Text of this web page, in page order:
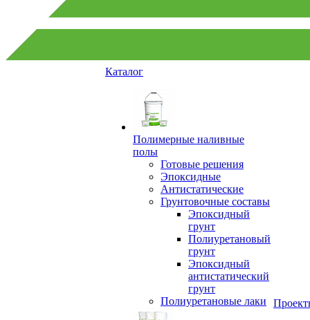
Каталог
Полимерные наливные
полы
Готовые решения
Эпоксидные
Антистатические
Грунтовочные составы
Эпоксидный
грунт
Полиуретановый
грунт
Эпоксидный
антистатический
грунт
Полиуретановые лаки